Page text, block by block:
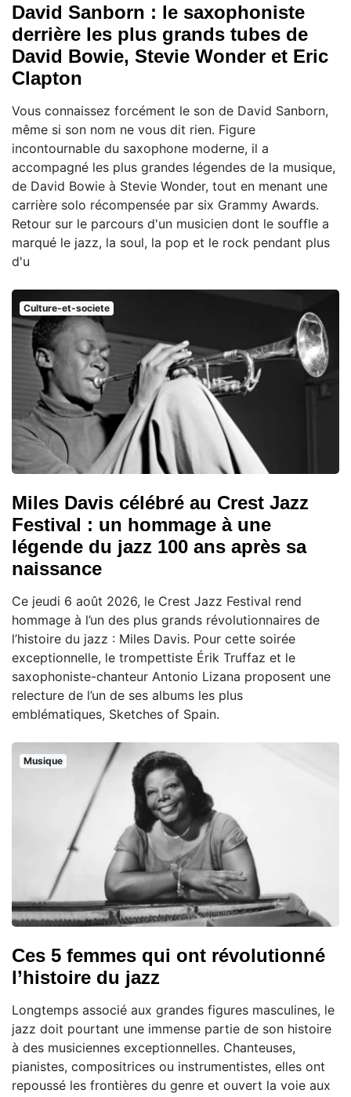
David Sanborn : le saxophoniste
derrière les plus grands tubes de
David Bowie, Stevie Wonder et Eric
Clapton
Vous connaissez forcément le son de David Sanborn,
même si son nom ne vous dit rien. Figure
incontournable du saxophone moderne, il a
accompagné les plus grandes légendes de la musique,
de David Bowie à Stevie Wonder, tout en menant une
carrière solo récompensée par six Grammy Awards.
Retour sur le parcours d'un musicien dont le souffle a
marqué le jazz, la soul, la pop et le rock pendant plus
d'u
Culture-et-societe
Miles Davis célébré au Crest Jazz
Festival : un hommage à une
légende du jazz 100 ans après sa
naissance
Ce jeudi 6 août 2026, le Crest Jazz Festival rend
hommage à l’un des plus grands révolutionnaires de
l’histoire du jazz : Miles Davis. Pour cette soirée
exceptionnelle, le trompettiste Érik Truffaz et le
saxophoniste-chanteur Antonio Lizana proposent une
relecture de l’un de ses albums les plus
emblématiques, Sketches of Spain.
Musique
Ces 5 femmes qui ont révolutionné
l’histoire du jazz
Longtemps associé aux grandes figures masculines, le
jazz doit pourtant une immense partie de son histoire
à des musiciennes exceptionnelles. Chanteuses,
pianistes, compositrices ou instrumentistes, elles ont
repoussé les frontières du genre et ouvert la voie aux